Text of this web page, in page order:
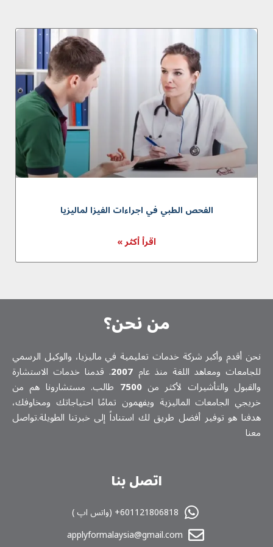
الفحص الطبي في اجراءات الفيزا لماليزيا
اقرأ أكثر »
من نحن؟
نحن أقدم وأكبر شركة خدمات تعلیمیة في ماليزيا، والوكيل الرسمي
للجامعات ومعاهد اللغة منذ عام 2007. قدمنا خدمات الاستشارة
والقبول والتأشيرات لأكثر من7500 طالب. مستشارونا هم من
خريجي الجامعات الماليزية ويفهمون تمامًا احتياجاتك ومخاوفك،
هدفنا هو توفير أفضل طريق لك استناداً إلى خبرتنا الطويلة.تواصل
معنا
اتصل بنا
601121806818+ (واتس اپ )
applyformalaysia@gmail.com